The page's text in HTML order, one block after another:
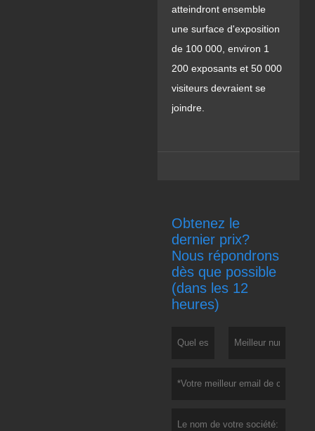
atteindront ensemble
une surface d'exposition
de 100 000, environ 1
200 exposants et 50 000
visiteurs devraient se
joindre.
Obtenez le
dernier prix?
Nous répondrons
dès que possible
(dans les 12
heures)